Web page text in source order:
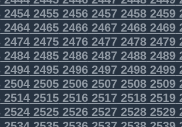
245424552456245724582459
246424652466246724682469
247424752476247724782479
248424852486248724882489
249424952496249724982499
250425052506250725082509
251425152516251725182519
252425252526252725282529